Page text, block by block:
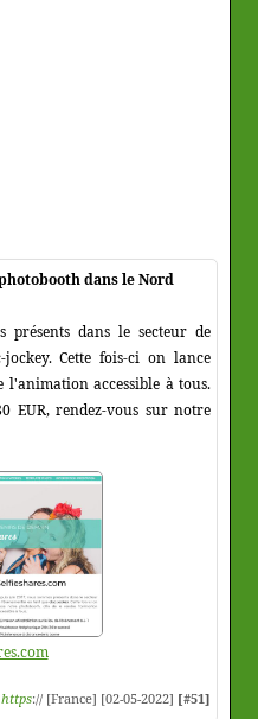
dans le Nord
présents dans le secteur de
Cette fois-ci on lance
accessible à tous.
EUR, rendez-vous sur notre
https:// [France] [02-05-2022] [#51]